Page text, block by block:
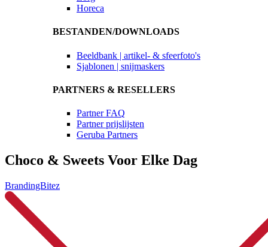
Horeca
BESTANDEN/DOWNLOADS
Beeldbank | artikel- & sfeerfoto's
Sjablonen | snijmaskers
PARTNERS & RESELLERS
Partner FAQ
Partner prijslijsten
Geruba Partners
Choco & Sweets Voor Elke Dag
BrandingBitez